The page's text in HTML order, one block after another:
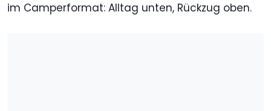
im Camperformat: Alltag unten, Rückzug oben.